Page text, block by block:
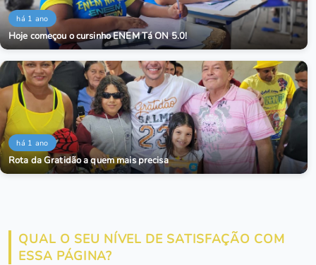
há 1 ano
Hoje começou o cursinho ENEM Tá ON 5.0!
há 1 ano
Rota da Gratidão a quem mais precisa
QUAL O SEU NÍVEL DE SATISFAÇÃO COM
ESSA PÁGINA?